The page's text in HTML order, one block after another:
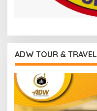
ADW TOUR & TRAVEL